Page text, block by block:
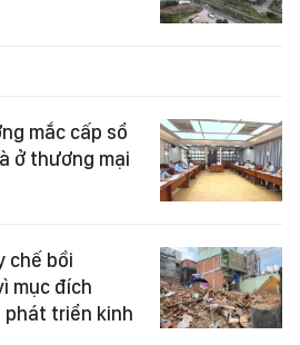
mắc cấp sổ
ở thương mại
chế bồi
mục đích
phát triển kinh